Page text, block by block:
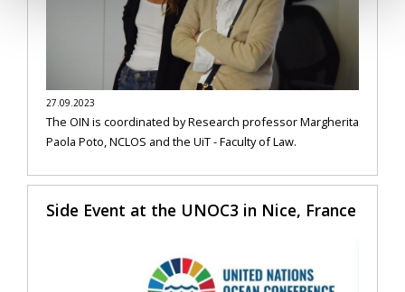
27.09.2023
The OIN is coordinated by Research professor Margherita
Paola Poto, NCLOS and the UiT - Faculty of Law.
Side Event at the UNOC3 in Nice, France